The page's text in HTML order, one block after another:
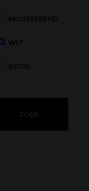
MOUSSEREND
WIT
ROOD